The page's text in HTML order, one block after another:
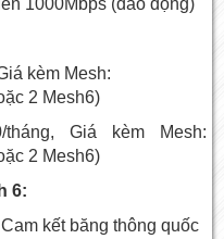
1000Mbps (dao động)
kèm Mesh:
2 Mesh6)
Giá kèm Mesh:
2 Mesh6)
6:
kết băng thông quốc